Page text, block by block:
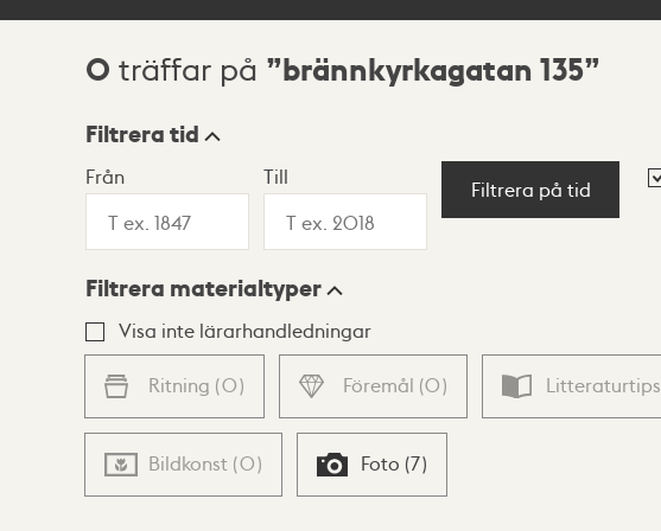
Sökresultat
0 träffar på brännkyrkagatan 135
Visningsläge
Lista Karta
Filtrera tid
Från Till
Filtrera på tid
Filtrera materialtyper
Visa inte lärarhandledningar
Ritning (0) Föremål (0) Litteraturtips
Bildkonst (0) Foto (7)